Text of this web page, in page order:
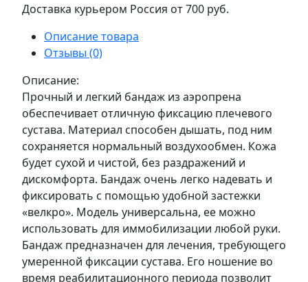
Доставка курьером Россия от 700 руб.
Описание товара
Отзывы (0)
Описание:
Прочный и легкий бандаж из аэропрена
обеспечивает отличную фиксацию плечевого
сустава. Материал способен дышать, под ним
сохраняется нормальный воздухообмен. Кожа
будет сухой и чистой, без раздражений и
дискомфорта. Бандаж очень легко надевать и
фиксировать с помощью удобной застежки
«велкро». Модель универсальна, ее можно
использовать для иммобилизации любой руки.
Бандаж предназначен для лечения, требующего
умеренной фиксации сустава. Его ношение во
время реабилитационного периода позволит